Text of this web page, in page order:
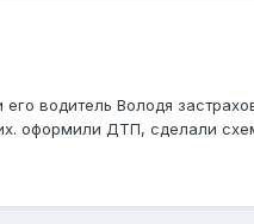
водитель Володя
оформили ДТП, сделали